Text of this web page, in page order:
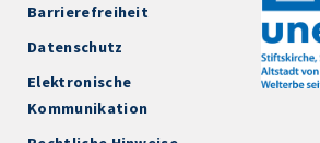
Barrierefreiheit
Datenschutz
Elektronische
Kommunikation